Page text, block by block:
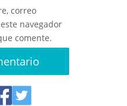
correo
navegador
comente.